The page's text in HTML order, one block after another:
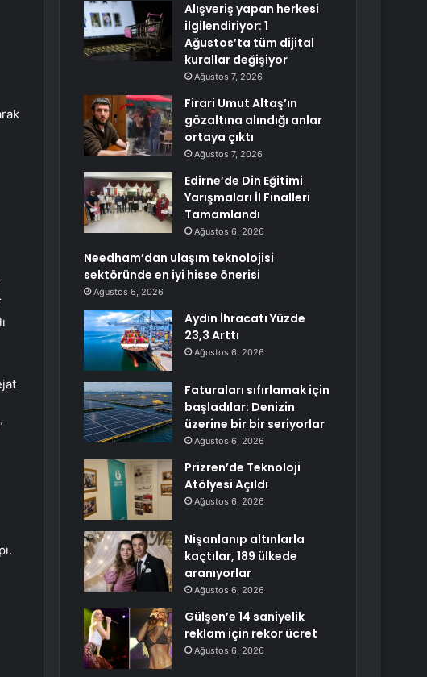
Alışveriş yapan herkesi
ilgilendiriyor: 1
Ağustos’ta tüm dijital
kurallar değişiyor
Ağustos 7, 2026
Firari Umut Altaş’ın
gözaltına alındığı anlar
ortaya çıktı
Ağustos 7, 2026
Edirne’de Din Eğitimi
Yarışmaları İl Finalleri
Tamamlandı
Ağustos 6, 2026
Needham’dan ulaşım teknolojisi
sektöründe en iyi hisse önerisi
Ağustos 6, 2026
Aydın İhracatı Yüzde
23,3 Arttı
Ağustos 6, 2026
Faturaları sıfırlamak için
başladılar: Denizin
üzerine bir bir seriyorlar
Ağustos 6, 2026
Prizren’de Teknoloji
Atölyesi Açıldı
Ağustos 6, 2026
Nişanlanıp altınlarla
kaçtılar, 189 ülkede
aranıyorlar
Ağustos 6, 2026
Gülşen’e 14 saniyelik
reklam için rekor ücret
Ağustos 6, 2026